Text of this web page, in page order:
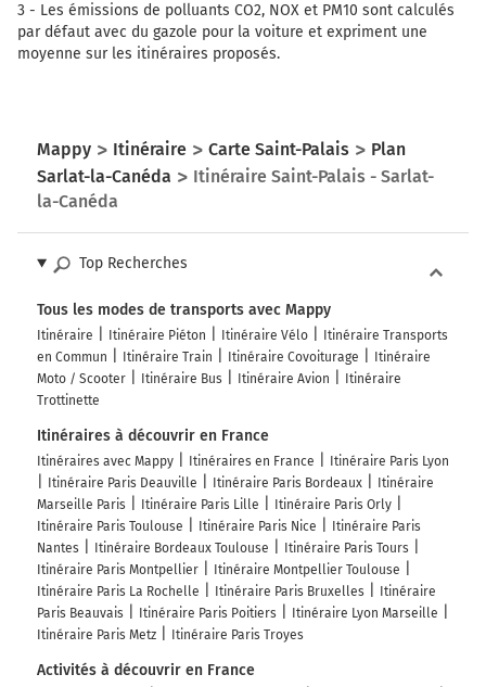
ST YRIEIX LA PERCHE
TERRASSON
370 km
Au rond-point, prendre la 2ème sortie sur D6089 (Route
d'Estieux) et continuer sur 2,9 kilomètres
Brive-la-Gaillarde
371 km
Tourner à droite sur D46 D64 (Route des Farges) et
continuer sur 1,3 kilomètre
Les Farges
373 km
Tourner légèrement à droite sur D46 (Laboissière) et
continuer sur 4,3 kilomètres
375 km
3 - Les émissions de polluants CO2, NOX et PM10 sont calculés
par défaut avec du gazole pour la voiture et expriment une
moyenne sur les itinéraires proposés.
Mappy Itinéraire Carte Saint-Palais
Plan
Sarlat-la-Canéda
Itinéraire Saint-Palais - Sarlat-
la-Canéda
Top Recherches
Tous les modes de transports avec Mappy
Itinéraire Itinéraire Piéton Itinéraire Vélo
Itinéraire Transports
en Commun
Itinéraire Train Itinéraire Covoiturage
Itinéraire
Moto / Scooter
Itinéraire Bus Itinéraire Avion
Itinéraire
Trottinette
Itinéraires à découvrir en France
Itinéraires avec Mappy Itinéraires en France
Itinéraire Paris Lyon
Itinéraire Paris Deauville
Itinéraire Paris Bordeaux
Itinéraire
Marseille Paris
Itinéraire Paris Lille
Itinéraire Paris Orly
Itinéraire Paris Toulouse
Itinéraire Paris Nice
Itinéraire Paris
Nantes
Itinéraire Bordeaux Toulouse
Itinéraire Paris Tours
Itinéraire Paris Montpellier
Itinéraire Montpellier Toulouse
Itinéraire Paris La Rochelle
Itinéraire Paris Bruxelles
Itinéraire
Paris Beauvais
Itinéraire Paris Poitiers
Itinéraire Lyon Marseille
Itinéraire Paris Metz
Itinéraire Paris Troyes
Activités à découvrir en France